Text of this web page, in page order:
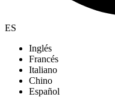
ES
Inglés
Francés
Italiano
Chino
Español